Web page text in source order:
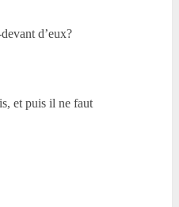
d’eux?
et puis il ne faut